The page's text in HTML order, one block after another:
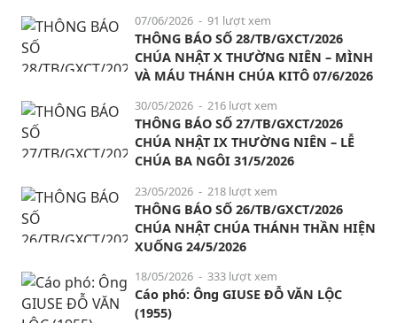
07/06/2026 - 91 lượt xem
THÔNG BÁO SỐ 28/TB/GXCT/2026
CHÚA NHẬT X THƯỜNG NIÊN – MÌNH
VÀ MÁU THÁNH CHÚA KITÔ 07/6/2026
30/05/2026 - 216 lượt xem
THÔNG BÁO SỐ 27/TB/GXCT/2026
CHÚA NHẬT IX THƯỜNG NIÊN – LỄ
CHÚA BA NGÔI 31/5/2026
23/05/2026 - 218 lượt xem
THÔNG BÁO SỐ 26/TB/GXCT/2026
CHÚA NHẬT CHÚA THÁNH THẦN HIỆN
XUỐNG 24/5/2026
18/05/2026 - 333 lượt xem
Cáo phó: Ông GIUSE ĐỖ VĂN LỘC
(1955)